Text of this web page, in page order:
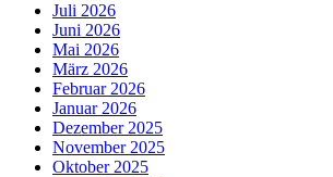
Juli 2026
Juni 2026
Mai 2026
März 2026
Februar 2026
Januar 2026
Dezember 2025
November 2025
Oktober 2025